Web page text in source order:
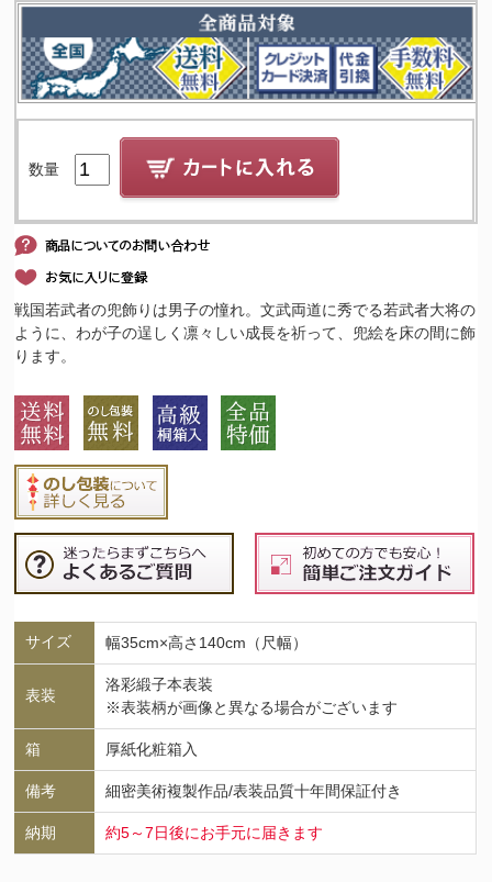
数量
戦国若武者の兜飾りは男子の憧れ。文武両道に秀でる若武者大将の
ように、わが子の逞しく凛々しい成長を祈って、兜絵を床の間に飾
ります。
サイズ 幅35cm×高さ140cm（尺幅）
表装
洛彩緞子本表装
※表装柄が画像と異なる場合がございます
箱 厚紙化粧箱入
備考 細密美術複製作品/表装品質十年間保証付き
納期 約5～7日後にお手元に届きます